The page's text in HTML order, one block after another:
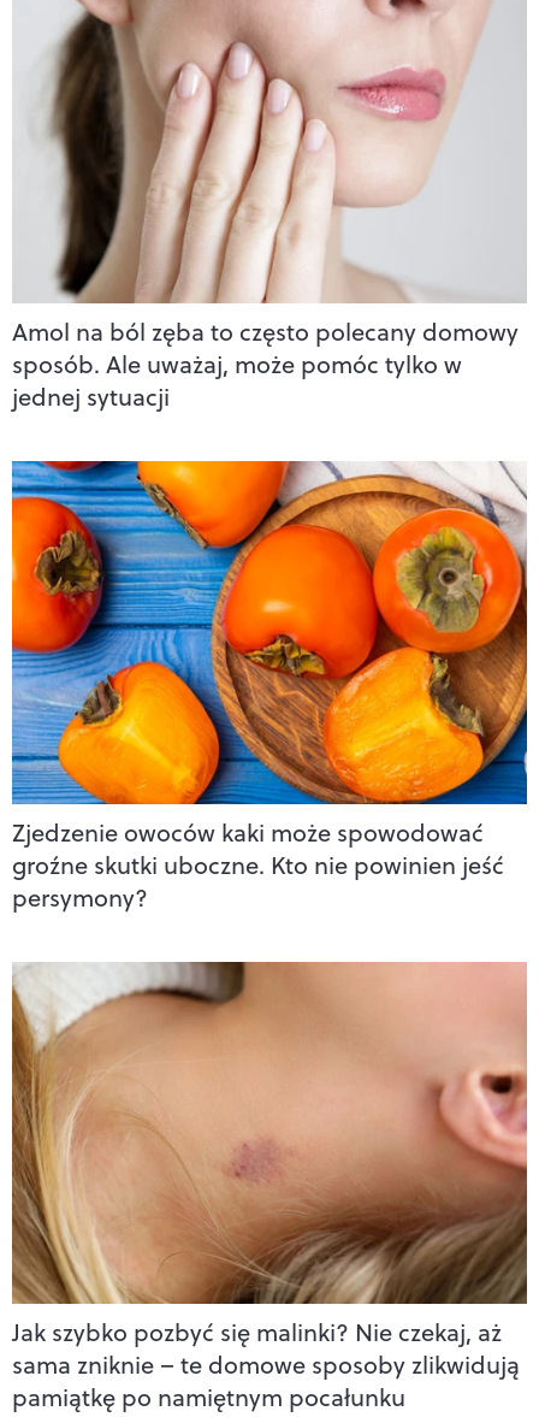
Amol na ból zęba to często polecany domowy
sposób. Ale uważaj, może pomóc tylko w
jednej sytuacji
Zjedzenie owoców kaki może spowodować
groźne skutki uboczne. Kto nie powinien jeść
persymony?
Jak szybko pozbyć się malinki? Nie czekaj, aż
sama zniknie – te domowe sposoby zlikwidują
pamiątkę po namiętnym pocałunku